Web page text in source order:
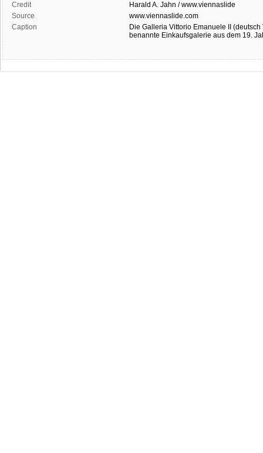
Credit
Harald A. Jahn / www.viennaslide
Source
www.viennaslide.com
Caption
Die Galleria Vittorio Emanuele II
benannte Einkaufsgalerie aus dem 19.